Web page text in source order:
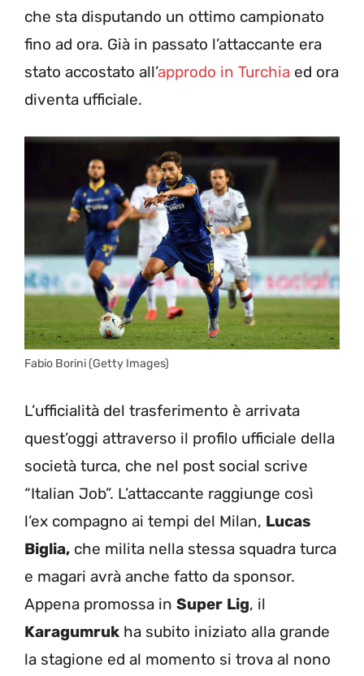
che sta disputando un ottimo campionato
fino ad ora. Già in passato l’attaccante era
stato accostato all’approdo in Turchia ed ora
diventa ufficiale.
Fabio Borini (Getty Images)
L’ufficialità del trasferimento è arrivata
quest’oggi attraverso il profilo ufficiale della
società turca, che nel post social scrive
“Italian Job”. L’attaccante raggiunge così
l’ex compagno ai tempi del Milan, Lucas
Biglia, che milita nella stessa squadra turca
e magari avrà anche fatto da sponsor.
Appena promossa in Super Lig, il
Karagumruk ha subito iniziato alla grande
la stagione ed al momento si trova al nono